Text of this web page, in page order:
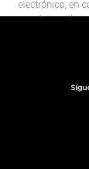
electrónico, en
revisar en la